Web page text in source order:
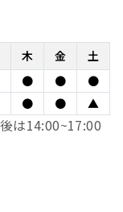
木 金
土
● ●
●
● ● ▲
は14:00~17:00